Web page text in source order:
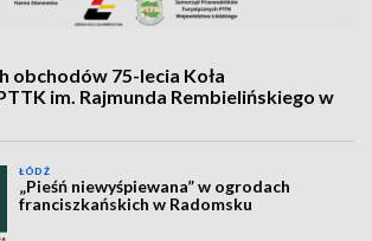
obchodów 75-lecia Koła
im. Rajmunda Rembielińskiego w
ŁÓDŹ
„Pieśń niewyśpiewana” w ogrodach
franciszkańskich w Radomsku